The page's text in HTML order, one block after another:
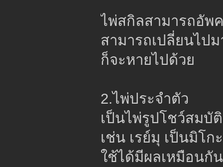
ไพ่สกิลสามารถอัพ
สามารถเปลี่ยนไป
ก็จะหายไปด้วย
2.ไพ่ประจำตัว
เป็นไพ่รูปโชว์สมบั
เช่น เรย์มุ เป็นมิโ
ใช้ได้มีผลเหมือนกั